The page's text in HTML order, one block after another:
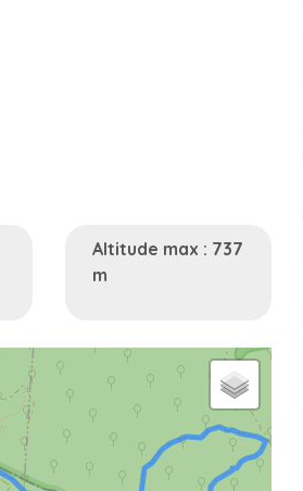
Altitude max : 737
m